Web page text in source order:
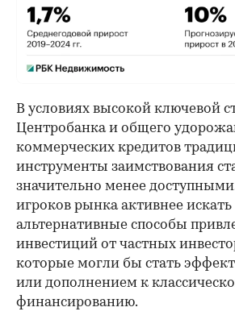
В условиях высокой ключевой
Центробанка и общего
коммерческих кредитов
инструменты заимствования
значительно менее
игроков рынка активнее искать
альтернативные способы
инвестиций от частных
которые могли бы стать
или дополнением к
финансированию.